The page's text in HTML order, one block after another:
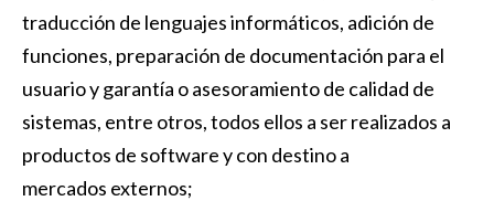
traducción de lenguajes informáticos, adición de
funciones, preparación de documentación para el
usuario y garantía o asesoramiento de calidad de
sistemas, entre otros, todos ellos a ser realizados a
productos de software y con destino a
mercados externos;